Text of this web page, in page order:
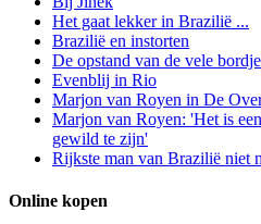
Het gaat lekker in Brazilië ...
Brazilië en instorten
De opstand van de vele
Evenblij in Rio
Marjon van Royen in De
Marjon van Royen: 'Het is
gewild te zijn'
Rijkste man van Brazilië niet
Online kopen